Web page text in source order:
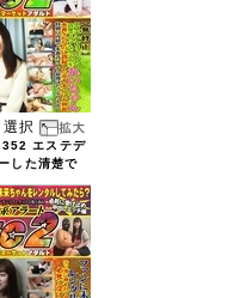
択
エステデ
した清楚で